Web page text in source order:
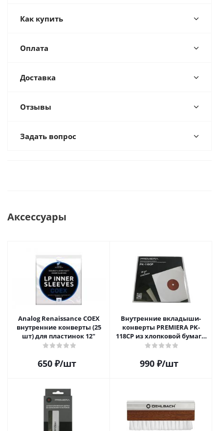
Как купить
Оплата
Доставка
Отзывы
Задать вопрос
Аксессуары
Analog Renaissance COEX
внутренние конверты (25
шт) для пластинок 12"
650 ₽/шт
Внутренние вкладыши-
конверты PREMIERA PK-
118CP из хлопковой бумаги
для 12" виниловых
990 ₽/шт